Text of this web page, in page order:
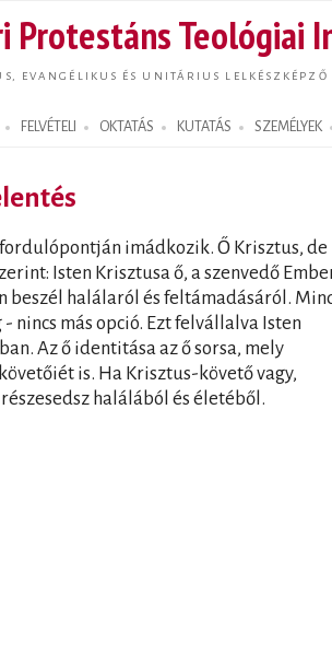
Protestáns Teológiai
EVANGÉLIKUS ÉS UNITÁRIUS LELKÉSZKÉPZŐ
FELVÉTELI OKTATÁS KUTATÁS SZEMÉLYEK
imádkozik. Ő Krisztus, de
Isten Krisztusa ő, a szenvedő
beszél halálaról és feltámadásáról.
nincs más opció. Ezt felvállalva Isten
Az ő identitása az ő sorsa, mely
is. Ha Krisztus-követő vagy,
halálából és életéből.